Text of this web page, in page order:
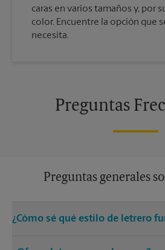
caras en varios tamaños y, por
color. Encuentre la opción que
necesita.
Preguntas
Preguntas generales
¿Cómo sé qué estilo de letrero